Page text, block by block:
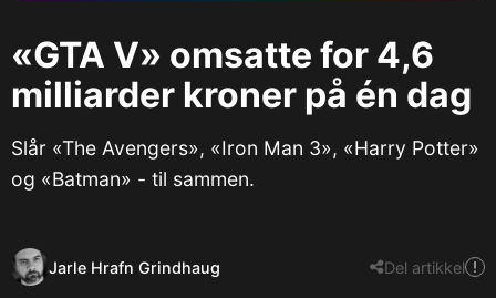
«GTA V» omsatte for 4,6
milliarder kroner på én dag
Slår «The Avengers», «Iron Man 3», «Harry Potter»
og «Batman» - til sammen.
Jarle Hrafn Grindhaug Del artikkel